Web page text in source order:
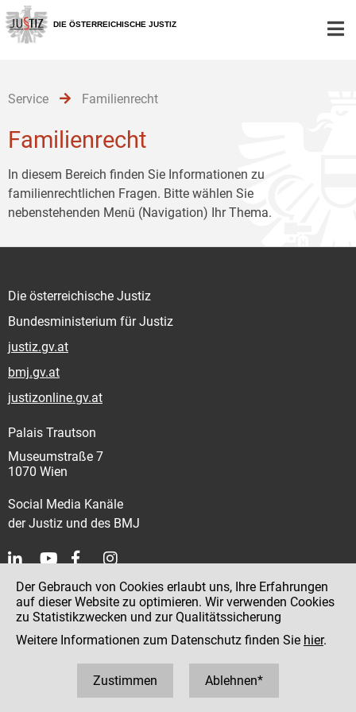
Zur
Hauptnavigation
[1]
Zum
Inhalt
[2]
Zum
Untermenü
[3]
DIE ÖSTERREICHISCHE JUSTIZ
Service Familienrecht
Familienrecht
In diesem Bereich finden Sie Informationen zu
familienrechtlichen Fragen. Bitte wählen Sie
nebenstehenden Menü (Navigation) Ihr Thema.
Die österreichische Justiz
Bundesministerium für Justiz
justiz.gv.at
bmj.gv.at
justizonline.gv.at
Palais Trautson
Museumstraße 7
1070 Wien
Social Media Kanäle
der Justiz und des BMJ
Kontakt
Impressum
Datenschutz
Hinweisgeber:innenplattform (für Mitarbeiter:innen)
Der Gebrauch von Cookies erlaubt uns, Ihre Erfahrungen
auf dieser Website zu optimieren. Wir verwenden Cookies
zu Statistikzwecken und zur Qualitätssicherung
Weitere Informationen zum Datenschutz finden Sie hier.
Zustimmen Ablehnen*